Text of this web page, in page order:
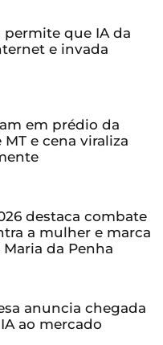
permite que IA da
e invada
em prédio da
e cena viraliza
destaca combate
a mulher e marca
da Penha
anuncia chegada
ao mercado